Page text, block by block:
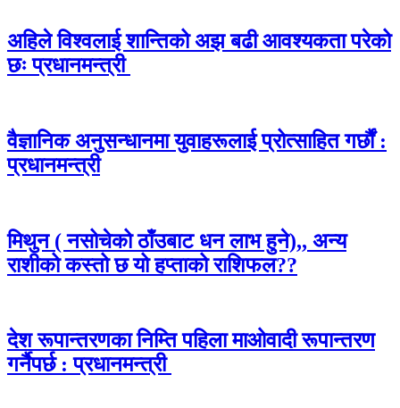
अहिले विश्वलाई शान्तिको अझ बढी आवश्यकता परेको
छः प्रधानमन्त्री
वैज्ञानिक अनुसन्धानमा युवाहरूलाई प्रोत्साहित गर्छौं :
प्रधानमन्त्री
मिथुन ( नसोचेको ठाँउबाट धन लाभ हुने),, अन्य
राशीको कस्तो छ यो हप्ताको राशिफल??
देश रूपान्तरणका निम्ति पहिला माओवादी रूपान्तरण
गर्नैपर्छ : प्रधानमन्त्री